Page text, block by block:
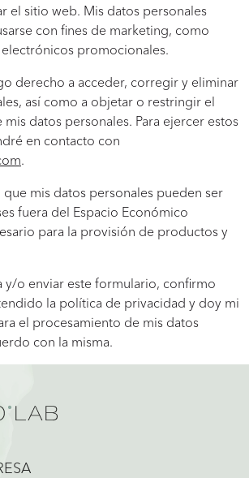
el sitio web. Mis datos personales
con fines de marketing, como
promocionales.
derecho a acceder, corregir y eliminar
así como a objetar o restringir el
datos personales. Para ejercer estos
en contacto con
.
mis datos personales pueden ser
fuera del Espacio Económico
para la provisión de productos y
y/o enviar este formulario, confirmo
la política de privacidad y doy mi
el procesamiento de mis datos
con la misma.